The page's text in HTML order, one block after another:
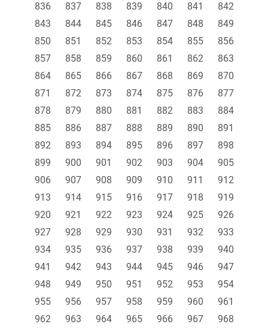
836
837 838 839 840 841
842
843
844 845 846 847 848
849
850
851 852 853 854 855
856
857
858 859 860 861 862
863
864
865 866 867 868 869
870
871
872 873 874 875 876
877
878
879 880 881 882 883
884
885
886 887 888 889 890
891
892
893 894 895 896 897
898
899
900 901 902 903 904
905
906
907 908 909 910 911
912
913
914 915 916 917 918
919
920
921 922 923 924 925
926
927
928 929 930 931 932
933
934
935 936 937 938 939
940
941
942 943 944 945 946
947
948
949 950 951 952 953
954
955
956 957 958 959 960
961
962
963 964 965 966 967
968